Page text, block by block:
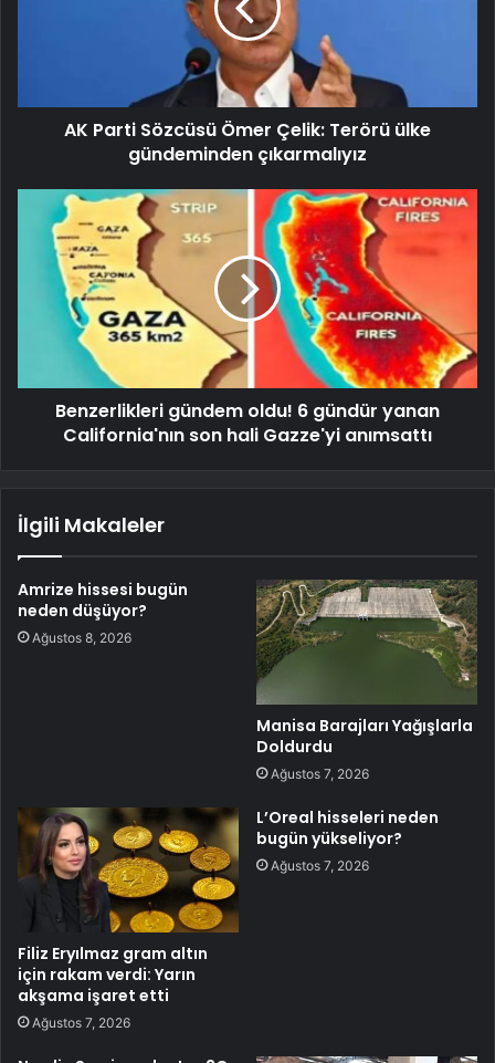
AK Parti Sözcüsü Ömer Çelik: Terörü ülke
gündeminden çıkarmalıyız
Benzerlikleri gündem oldu! 6 gündür yanan
California'nın son hali Gazze'yi anımsattı
İlgili Makaleler
Amrize hissesi bugün
neden düşüyor?
Ağustos 8, 2026
Manisa Barajları Yağışlarla
Doldurdu
Ağustos 7, 2026
Filiz Eryılmaz gram altın
için rakam verdi: Yarın
akşama işaret etti
Ağustos 7, 2026
L’Oreal hisseleri neden
bugün yükseliyor?
Ağustos 7, 2026